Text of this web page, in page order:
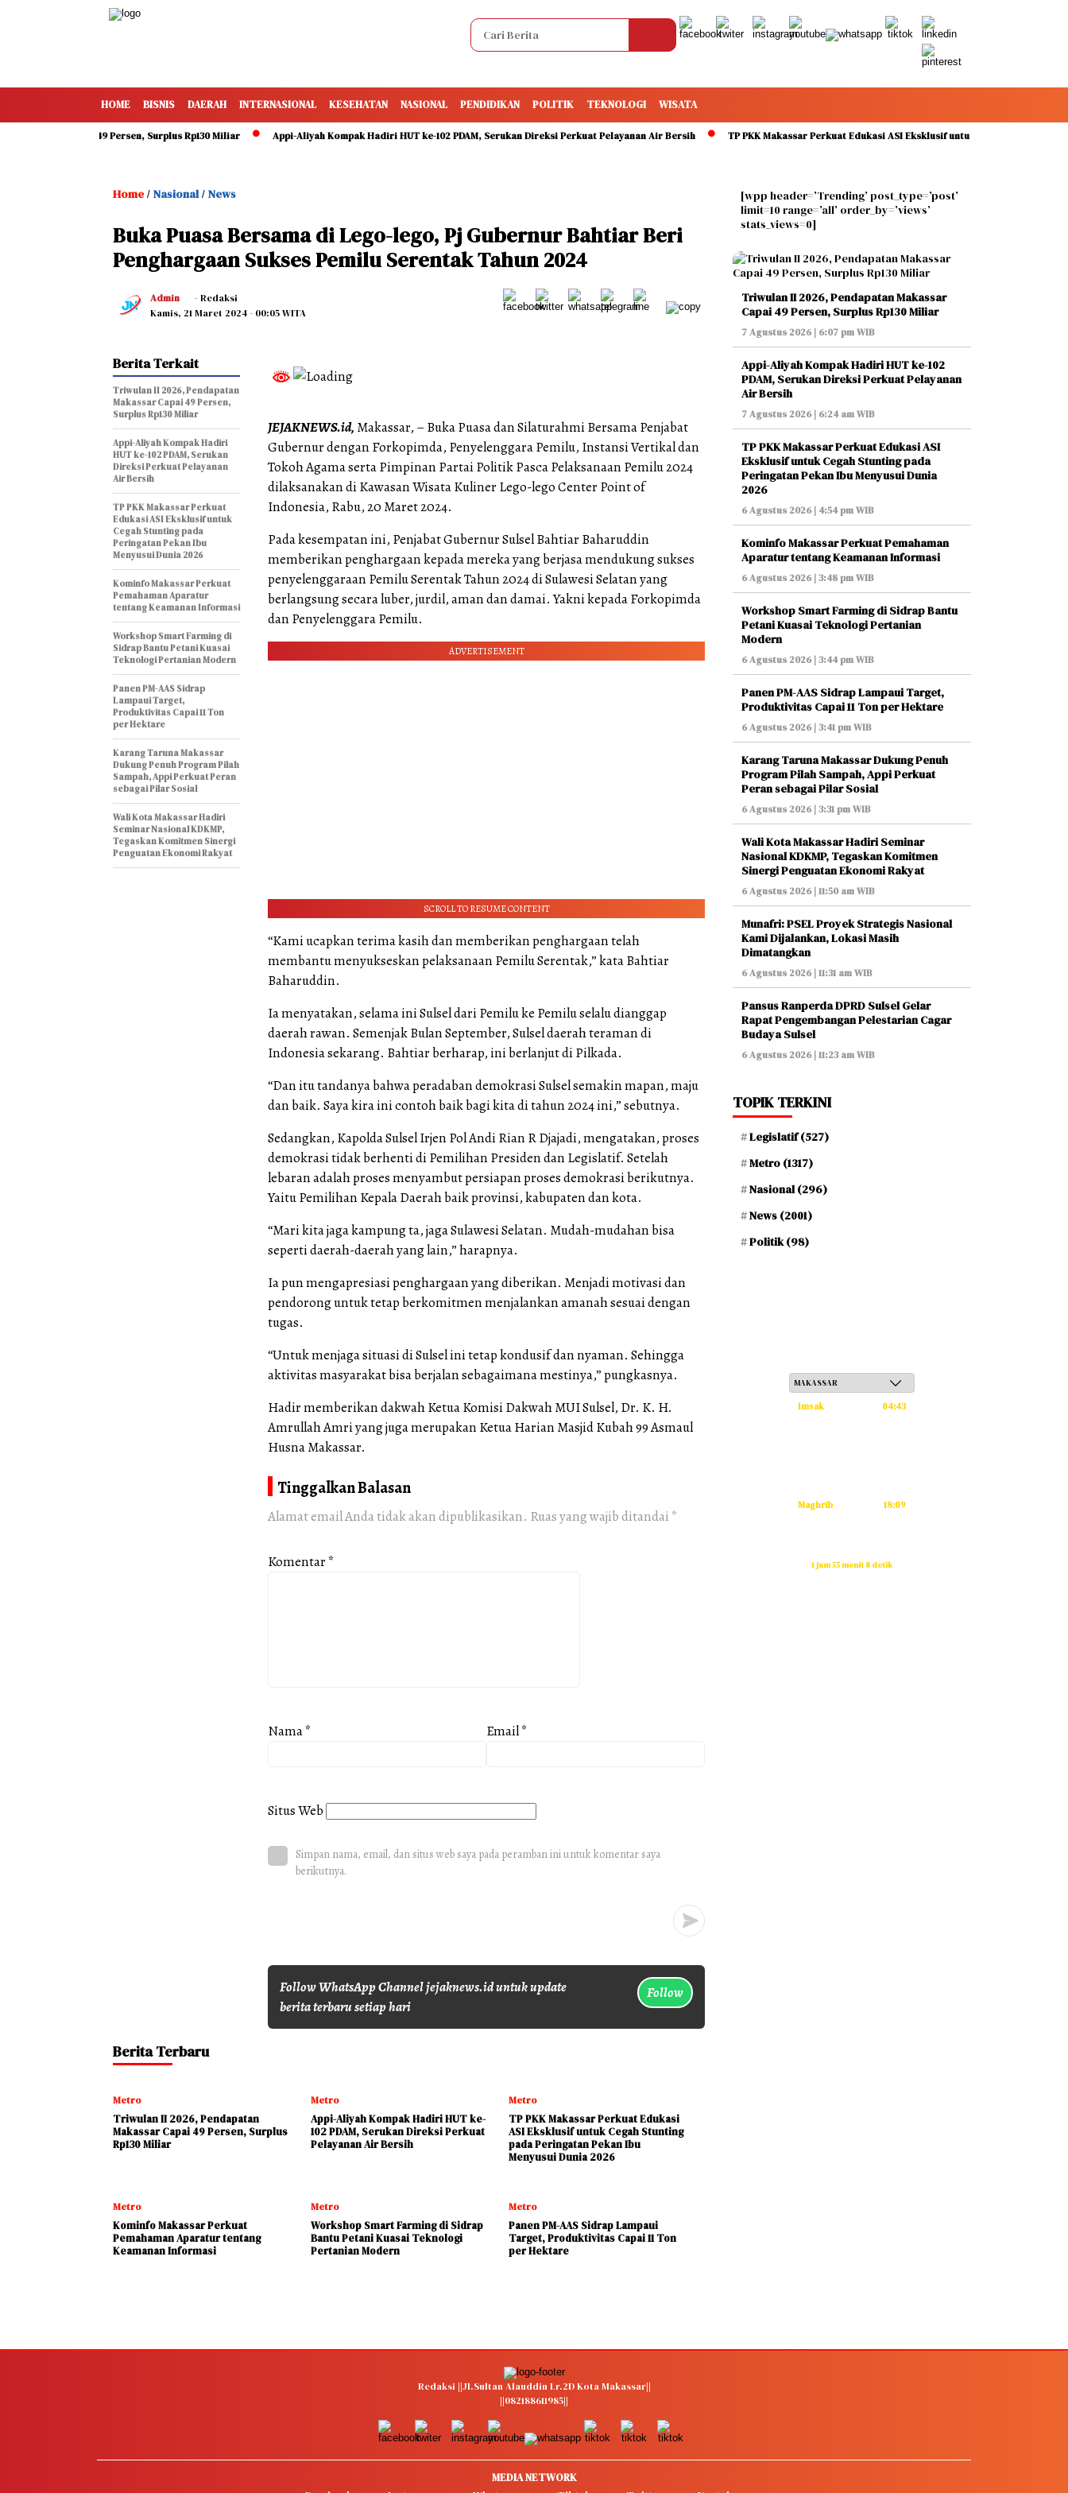
HOME BISNIS DAERAH INTERNASIONAL KESEHATAN NASIONAL PENDIDIKAN POLITIK TEKNOLOGI WISATA
Capai 49 Persen, Surplus Rp130 Miliar Appi-Aliyah Kompak Hadiri HUT ke-102 PDAM, Serukan Direksi Perkuat Pelayanan Air Bersih TP PKK Makassar Perkuat Edukasi ASI Eksklusif untuk Cegah Stunting pada
Home / Nasional/ News
Buka Puasa Bersama di Lego-lego, Pj Gubernur Bahtiar Beri
Penghargaan Sukses Pemilu Serentak Tahun 2024
Admin
- Redaksi
Kamis, 21 Maret 2024- 00:05 WITA
JEJAKNEWS.id, Makassar, – Buka Puasa dan Silaturahmi Bersama Penjabat
Gubernur dengan Forkopimda, Penyelenggara Pemilu, Instansi Vertikal dan
Tokoh Agama serta Pimpinan Partai Politik Pasca Pelaksanaan Pemilu 2024
dilaksanakan di Kawasan Wisata Kuliner Lego-lego Center Point of
Indonesia, Rabu, 20 Maret 2024.
Pada kesempatan ini, Penjabat Gubernur Sulsel Bahtiar Baharuddin
memberikan penghargaan kepada mereka yang berjasa mendukung sukses
penyelenggaraan Pemilu Serentak Tahun 2024 di Sulawesi Selatan yang
berlangsung secara luber, jurdil, aman dan damai. Yakni kepada Forkopimda
dan Penyelenggara Pemilu.
ADVERTISEMENT
SCROLL TO RESUME CONTENT
“Kami ucapkan terima kasih dan memberikan penghargaan telah
membantu menyukseskan pelaksanaan Pemilu Serentak,” kata Bahtiar
Baharuddin.
Ia menyatakan, selama ini Sulsel dari Pemilu ke Pemilu selalu dianggap
daerah rawan. Semenjak Bulan September, Sulsel daerah teraman di
Indonesia sekarang. Bahtiar berharap, ini berlanjut di Pilkada.
“Dan itu tandanya bahwa peradaban demokrasi Sulsel semakin mapan, maju
dan baik. Saya kira ini contoh baik bagi kita di tahun 2024 ini,” sebutnya.
Sedangkan, Kapolda Sulsel Irjen Pol Andi Rian R Djajadi, mengatakan, proses
demokrasi tidak berhenti di Pemilihan Presiden dan Legislatif. Setelah
lebaran adalah proses menyambut persiapan proses demokrasi berikutnya.
Yaitu Pemilihan Kepala Daerah baik provinsi, kabupaten dan kota.
“Mari kita jaga kampung ta, jaga Sulawesi Selatan. Mudah-mudahan bisa
seperti daerah-daerah yang lain,” harapnya.
Ia pun mengapresiasi penghargaan yang diberikan. Menjadi motivasi dan
pendorong untuk tetap berkomitmen menjalankan amanah sesuai dengan
tugas.
“Untuk menjaga situasi di Sulsel ini tetap kondusif dan nyaman. Sehingga
aktivitas masyarakat bisa berjalan sebagaimana mestinya,” pungkasnya.
Hadir memberikan dakwah Ketua Komisi Dakwah MUI Sulsel, Dr. K. H.
Amrullah Amri yang juga merupakan Ketua Harian Masjid Kubah 99 Asmaul
Husna Makassar.
Tinggalkan Balasan
Alamat email Anda tidak akan dipublikasikan. Ruas yang wajib ditandai *
Komentar*
Nama* Email*
Situs Web
Simpan nama, email, dan situs web saya pada peramban ini untuk komentar saya
berikutnya.
Follow WhatsApp Channel jejaknews.id untuk update
berita terbaru setiap hari
Follow
Berita Terkait
Triwulan II 2026, Pendapatan
Makassar Capai 49 Persen,
Surplus Rp130 Miliar
Appi-Aliyah Kompak Hadiri
HUT ke-102 PDAM, Serukan
Direksi Perkuat Pelayanan
Air Bersih
TP PKK Makassar Perkuat
Edukasi ASI Eksklusif untuk
Cegah Stunting pada
Peringatan Pekan Ibu
Menyusui Dunia 2026
Kominfo Makassar Perkuat
Pemahaman Aparatur
tentang Keamanan Informasi
Workshop Smart Farming di
Sidrap Bantu Petani Kuasai
Teknologi Pertanian Modern
Panen PM-AAS Sidrap
Lampaui Target,
Produktivitas Capai 11 Ton
per Hektare
Karang Taruna Makassar
Dukung Penuh Program Pilah
Sampah, Appi Perkuat Peran
sebagai Pilar Sosial
Wali Kota Makassar Hadiri
Seminar Nasional KDKMP,
Tegaskan Komitmen Sinergi
Penguatan Ekonomi Rakyat
Berita Terbaru
Metro
Triwulan II 2026, Pendapatan
Makassar Capai 49 Persen, Surplus
Rp130 Miliar
Metro
Appi-Aliyah Kompak Hadiri HUT ke-
102 PDAM, Serukan Direksi Perkuat
Pelayanan Air Bersih
Metro
TP PKK Makassar Perkuat Edukasi
ASI Eksklusif untuk Cegah Stunting
pada Peringatan Pekan Ibu
Menyusui Dunia 2026
Metro
Kominfo Makassar Perkuat
Pemahaman Aparatur tentang
Keamanan Informasi
Metro
Workshop Smart Farming di Sidrap
Bantu Petani Kuasai Teknologi
Pertanian Modern
Metro
Panen PM-AAS Sidrap Lampaui
Target, Produktivitas Capai 11 Ton
per Hektare
[wpp header=’Trending’ post_type=’post’
limit=10 range=’all’ order_by=’views’
stats_views=0]
Triwulan II 2026, Pendapatan Makassar
Capai 49 Persen, Surplus Rp130 Miliar
7 Agustus 2026 | 6:07 pm WIB
Appi-Aliyah Kompak Hadiri HUT ke-102
PDAM, Serukan Direksi Perkuat Pelayanan
Air Bersih
7 Agustus 2026 | 6:24 am WIB
TP PKK Makassar Perkuat Edukasi ASI
Eksklusif untuk Cegah Stunting pada
Peringatan Pekan Ibu Menyusui Dunia
2026
6 Agustus 2026 | 4:54 pm WIB
Kominfo Makassar Perkuat Pemahaman
Aparatur tentang Keamanan Informasi
6 Agustus 2026 | 3:48 pm WIB
Workshop Smart Farming di Sidrap Bantu
Petani Kuasai Teknologi Pertanian
Modern
6 Agustus 2026 | 3:44 pm WIB
Panen PM-AAS Sidrap Lampaui Target,
Produktivitas Capai 11 Ton per Hektare
6 Agustus 2026 | 3:41 pm WIB
Karang Taruna Makassar Dukung Penuh
Program Pilah Sampah, Appi Perkuat
Peran sebagai Pilar Sosial
6 Agustus 2026 | 3:31 pm WIB
Wali Kota Makassar Hadiri Seminar
Nasional KDKMP, Tegaskan Komitmen
Sinergi Penguatan Ekonomi Rakyat
6 Agustus 2026 | 11:50 am WIB
Munafri: PSEL Proyek Strategis Nasional
Kami Dijalankan, Lokasi Masih
Dimatangkan
6 Agustus 2026 | 11:31 am WIB
Pansus Ranperda DPRD Sulsel Gelar
Rapat Pengembangan Pelestarian Cagar
Budaya Sulsel
6 Agustus 2026 | 11:23 am WIB
TOPIK TERKINI
Legislatif(527)
Metro (1317)
Nasional(296)
News (2001)
Politik(98)
Imsak 04:43
Maghrib 18:09
1 jam 55 menit 8 detik
Redaksi ||Jl.Sultan Alauddin Lr.2D Kota Makassar||
||082188611985||
MEDIA NETWORK